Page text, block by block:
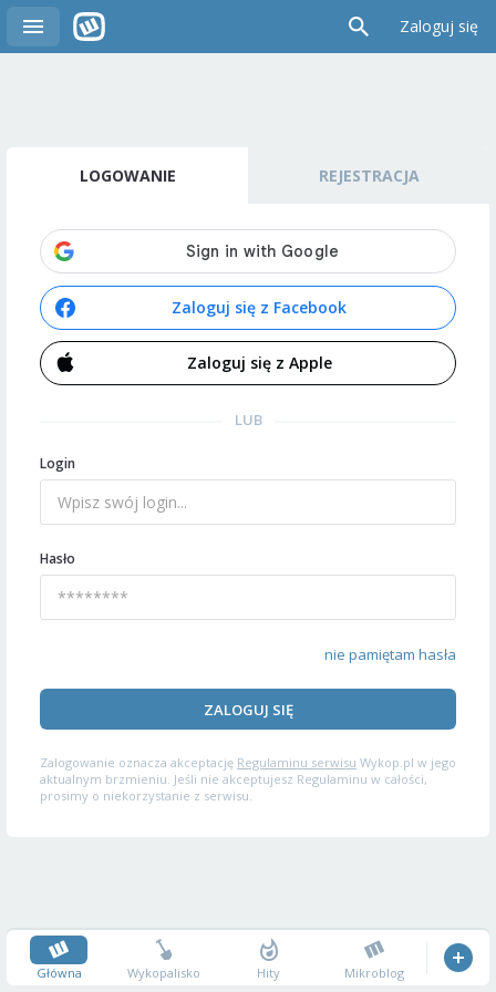
Zaloguj się
LOGOWANIE REJESTRACJA
Zaloguj się z Facebook
Zaloguj się z Apple
LUB
Login
Hasło
nie pamiętam hasła
ZALOGUJ SIĘ
Zalogowanie oznacza akceptację Regulaminu serwisu Wykop.pl w jego
aktualnym brzmieniu. Jeśli nie akceptujesz Regulaminu w całości,
prosimy o niekorzystanie z serwisu.
Główna Wykopalisko Hity Mikroblog